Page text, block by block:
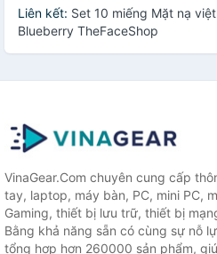
Liên kết: Set 10 miếng Mặt nạ
Blueberry TheFaceShop
VinaGear.Com chuyên cung cấp
tay, laptop, máy bàn, PC, mini PC,
Gaming, thiết bị lưu trữ, thiết bị
Bằng khả năng sẵn có cùng sự nỗ
tổng hợp hơn 260000 sản phẩm,